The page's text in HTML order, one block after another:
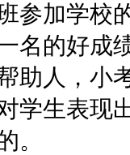
参加学校
名的好成
助人，小
学生表现
。